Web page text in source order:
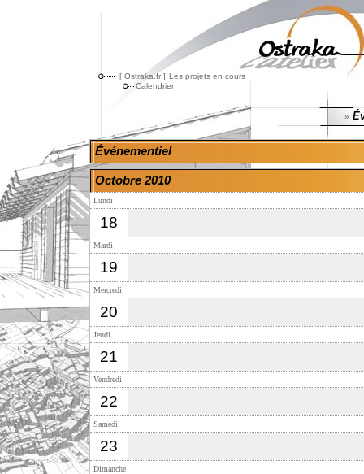
[ Ostraka.fr ] Les projets en cours
Calendrier
»
Événementiel
Octobre 2010
Lundi
18
Mardi
19
Mercredi
20
Jeudi
21
Vendredi
22
Samedi
23
Dimanche